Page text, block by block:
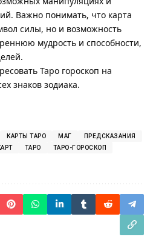
Важно понимать, что карта
силы, но и возможность
мудрость и способности,
Таро гороскоп на
знаков зодиака.
КАРТЫ ТАРО МАГ
ПРЕДСКАЗАНИЯ
ТАРО
ТАРО-ГОРОСКОП